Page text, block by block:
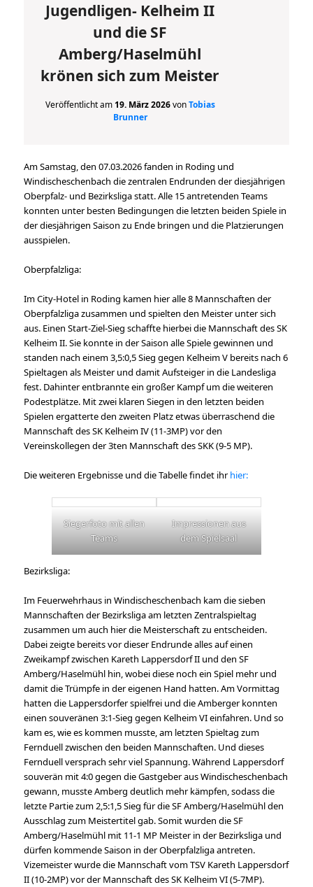
Jugendligen- Kelheim II
und die SF
Amberg/Haselmühl
krönen sich zum Meister
Veröffentlicht am19. März 2026 vonTobias
Brunner
Am Samstag, den 07.03.2026 fanden in Roding und
Windischeschenbach die zentralen Endrunden der diesjährigen
Oberpfalz- und Bezirksliga statt. Alle 15 antretenden Teams
konnten unter besten Bedingungen die letzten beiden Spiele in
der diesjährigen Saison zu Ende bringen und die Platzierungen
ausspielen.
Oberpfalzliga:
Im City-Hotel in Roding kamen hier alle 8 Mannschaften der
Oberpfalzliga zusammen und spielten den Meister unter sich
aus. Einen Start-Ziel-Sieg schaffte hierbei die Mannschaft des SK
Kelheim II. Sie konnte in der Saison alle Spiele gewinnen und
standen nach einem 3,5:0,5 Sieg gegen Kelheim V bereits nach 6
Spieltagen als Meister und damit Aufsteiger in die Landesliga
fest. Dahinter entbrannte ein großer Kampf um die weiteren
Podestplätze. Mit zwei klaren Siegen in den letzten beiden
Spielen ergatterte den zweiten Platz etwas überraschend die
Mannschaft des SK Kelheim IV (11-3MP) vor den
Vereinskollegen der 3ten Mannschaft des SKK (9-5 MP).
Die weiteren Ergebnisse und die Tabelle findet ihrhier:
Siegerfoto mit allen
Teams
Impressionen aus
dem Spielsaal
Bezirksliga:
Im Feuerwehrhaus in Windischeschenbach kam die sieben
Mannschaften der Bezirksliga am letzten Zentralspieltag
zusammen um auch hier die Meisterschaft zu entscheiden.
Dabei zeigte bereits vor dieser Endrunde alles auf einen
Zweikampf zwischen Kareth Lappersdorf II und den SF
Amberg/Haselmühl hin, wobei diese noch ein Spiel mehr und
damit die Trümpfe in der eigenen Hand hatten. Am Vormittag
hatten die Lappersdorfer spielfrei und die Amberger konnten
einen souveränen 3:1-Sieg gegen Kelheim VI einfahren. Und so
kam es, wie es kommen musste, am letzten Spieltag zum
Fernduell zwischen den beiden Mannschaften. Und dieses
Fernduell versprach sehr viel Spannung. Während Lappersdorf
souverän mit 4:0 gegen die Gastgeber aus Windischeschenbach
gewann, musste Amberg deutlich mehr kämpfen, sodass die
letzte Partie zum 2,5:1,5 Sieg für die SF Amberg/Haselmühl den
Ausschlag zum Meistertitel gab. Somit wurden die SF
Amberg/Haselmühl mit 11-1 MP Meister in der Bezirksliga und
dürfen kommende Saison in der Oberpfalzliga antreten.
Vizemeister wurde die Mannschaft vom TSV Kareth Lappersdorf
II (10-2MP) vor der Mannschaft des SK Kelheim VI (5-7MP).